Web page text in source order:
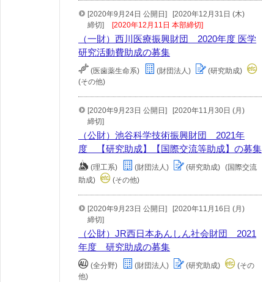
[2020年9月24日 公開日]
[2020年12月31日 (木)
締切]
[2020年12月11日 本部締切]
（一財）西川医療振興財団 2020年度 医学
研究活動費助成の募集
(医歯薬生命系) (財団法人)
(研究助成)
(その他)
[2020年9月23日 公開日]
[2020年11月30日 (月)
締切]
（公財）池谷科学技術振興財団 2021年
度 【研究助成】【国際交流等助成】の募集
(理工系) (財団法人) (研究助成) (国際交流
助成)
(その他)
[2020年9月23日 公開日]
[2020年11月16日 (月)
締切]
（公財）JR西日本あんしん社会財団 2021
年度 研究助成の募集
(全分野) (財団法人) (研究助成)
(その
他)